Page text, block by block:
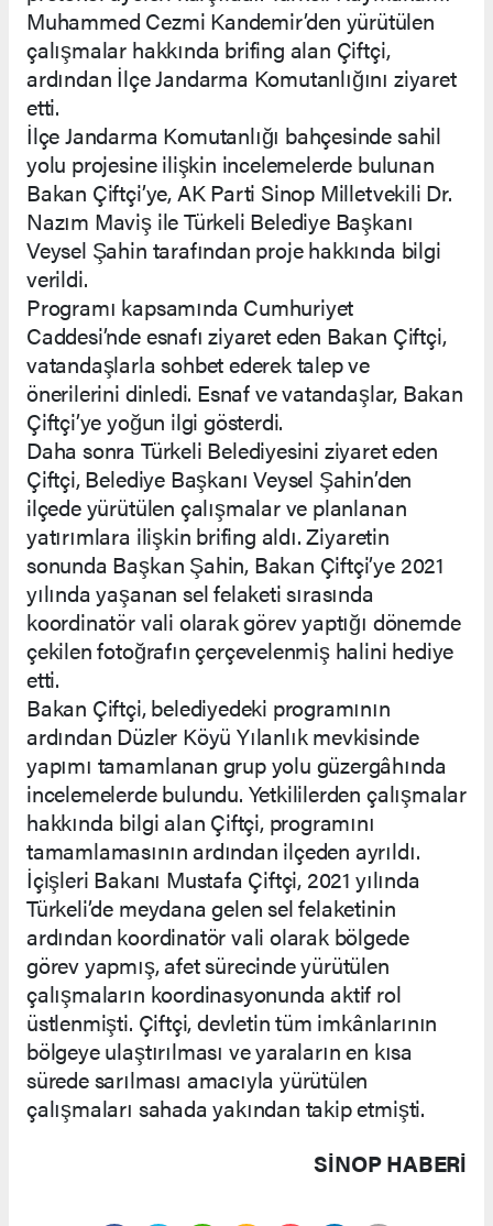
Muhammed Cezmi Kandemir’den yürütülen
çalışmalar hakkında brifing alan Çiftçi,
ardından İlçe Jandarma Komutanlığını ziyaret
etti.
İlçe Jandarma Komutanlığı bahçesinde sahil
yolu projesine ilişkin incelemelerde bulunan
Bakan Çiftçi’ye, AK Parti Sinop Milletvekili Dr.
Nazım Maviş ile Türkeli Belediye Başkanı
Veysel Şahin tarafından proje hakkında bilgi
verildi.
Programı kapsamında Cumhuriyet
Caddesi’nde esnafı ziyaret eden Bakan Çiftçi,
vatandaşlarla sohbet ederek talep ve
önerilerini dinledi. Esnaf ve vatandaşlar, Bakan
Çiftçi’ye yoğun ilgi gösterdi.
Daha sonra Türkeli Belediyesini ziyaret eden
Çiftçi, Belediye Başkanı Veysel Şahin’den
ilçede yürütülen çalışmalar ve planlanan
yatırımlara ilişkin brifing aldı. Ziyaretin
sonunda Başkan Şahin, Bakan Çiftçi’ye 2021
yılında yaşanan sel felaketi sırasında
koordinatör vali olarak görev yaptığı dönemde
çekilen fotoğrafın çerçevelenmiş halini hediye
etti.
Bakan Çiftçi, belediyedeki programının
ardından Düzler Köyü Yılanlık mevkisinde
yapımı tamamlanan grup yolu güzergâhında
incelemelerde bulundu. Yetkililerden çalışmalar
hakkında bilgi alan Çiftçi, programını
tamamlamasının ardından ilçeden ayrıldı.
İçişleri Bakanı Mustafa Çiftçi, 2021 yılında
Türkeli’de meydana gelen sel felaketinin
ardından koordinatör vali olarak bölgede
görev yapmış, afet sürecinde yürütülen
çalışmaların koordinasyonunda aktif rol
üstlenmişti. Çiftçi, devletin tüm imkânlarının
bölgeye ulaştırılması ve yaraların en kısa
sürede sarılması amacıyla yürütülen
çalışmaları sahada yakından takip etmişti.
SINOP HABERİ